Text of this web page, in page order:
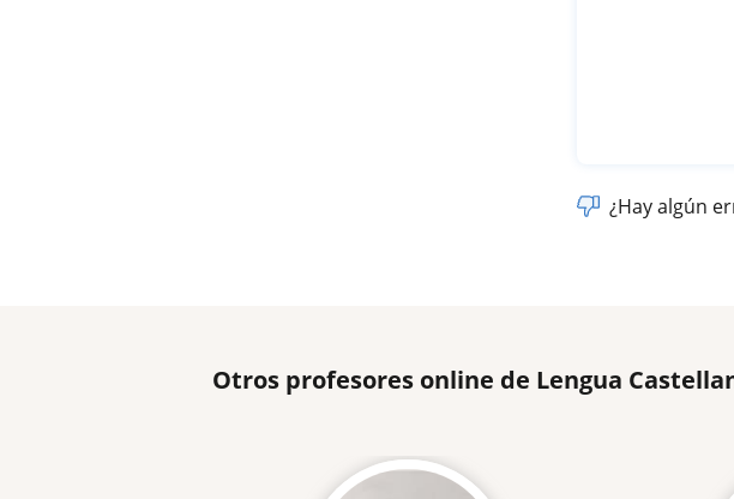
¿Hay algún
Otros profesores online de Lengua